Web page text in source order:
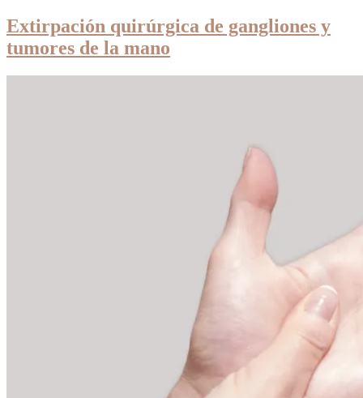
Extirpación quirúrgica de gangliones y
tumores de la mano